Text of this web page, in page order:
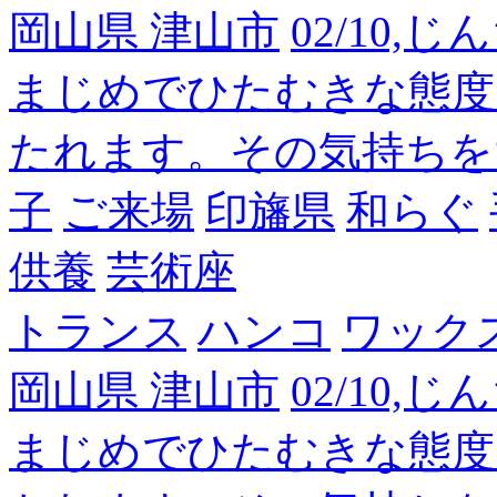
岡山県 津山市 02/10,じ
まじめでひたむきな態
たれます。その気持ち
子 ご来場 印旛県 和らぐ
供養 芸術座
トランス ハンコ ワック
岡山県 津山市 02/10,じ
まじめでひたむきな態